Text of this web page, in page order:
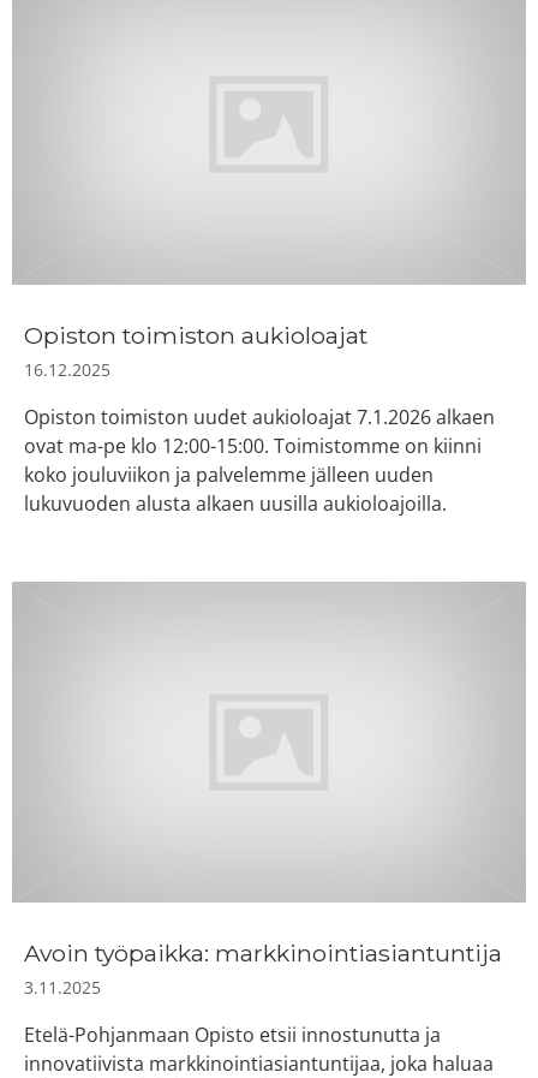
Opiston toimiston aukioloajat
16.12.2025
Opiston toimiston uudet aukioloajat 7.1.2026 alkaen
ovat ma-pe klo 12:00-15:00. Toimistomme on kiinni
koko jouluviikon ja palvelemme jälleen uuden
lukuvuoden alusta alkaen uusilla aukioloajoilla.
Avoin työpaikka: markkinointiasiantuntija
3.11.2025
Etelä-Pohjanmaan Opisto etsii innostunutta ja
innovatiivista markkinointiasiantuntijaa, joka haluaa